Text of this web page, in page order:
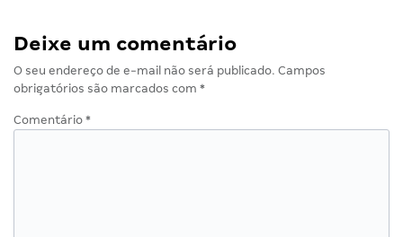
Deixe um comentário
O seu endereço de e-mail não será publicado. Campos
obrigatórios são marcados com *
Comentário *